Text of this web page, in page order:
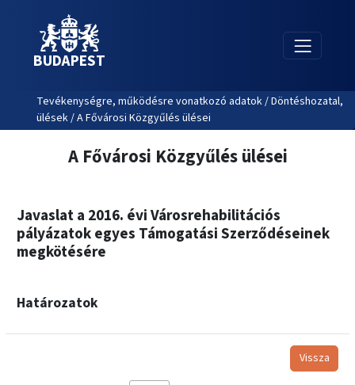
BUDAPEST
Tevékenységre, működésre vonatkozó adatok / Döntéshozatal,
ülések / A Fővárosi Közgyűlés ülései
A Fővárosi Közgyűlés ülései
Javaslat a 2016. évi Városrehabilitációs
pályázatok egyes Támogatási Szerződéseinek
megkötésére
Határozatok
Vissza